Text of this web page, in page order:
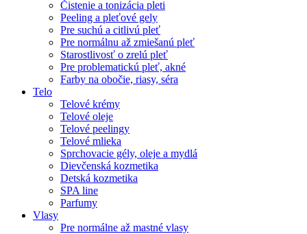
Čistenie a tonizácia pleti
Peeling a pleťové gely
Pre suchú a citlivú pleť
Pre normálnu až zmiešanú pleť
Starostlivosť o zrelú pleť
Pre problematickú pleť, akné
Farby na obočie, riasy, séra
Telo
Telové krémy
Telové oleje
Telové peelingy
Telové mlieka
Sprchovacie gély, oleje a mydlá
Dievčenská kozmetika
Detská kozmetika
SPA line
Parfumy
Vlasy
Pre normálne až mastné vlasy